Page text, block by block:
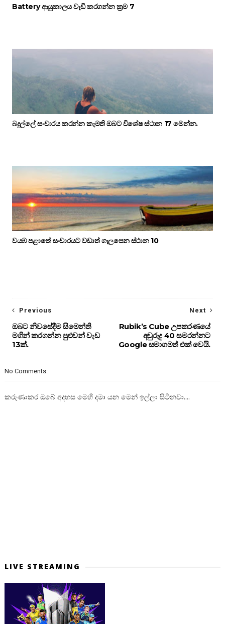
Battery ආයුකාලය වැඩි කරගන්න ක්‍රම 7
බදුල්ලේ සංචාරය කරන්න කැමති ඔබට විශේෂ ස්ථාන 17 මෙන්න.
වයඹ පළාතේ සංචාරයට වඩාත් ගැලපෙන ස්ථාන 10
Next
Rubik’s Cube උපකරණයේ
අවුරුදු 40 සමරන්නට
Google සමාගමත් එක් වෙයි.
Previous
ඔබට නිවසේදීම සිමෙන්ති
මගින් කරගන්න පුළුවන් වැඩ
13ක්.
No Comments:
කරුණාකර ඔබේ අදහස මෙහි දමා යන මෙන් ඉල්ලා සිටිනවා....
LIVE STREAMING